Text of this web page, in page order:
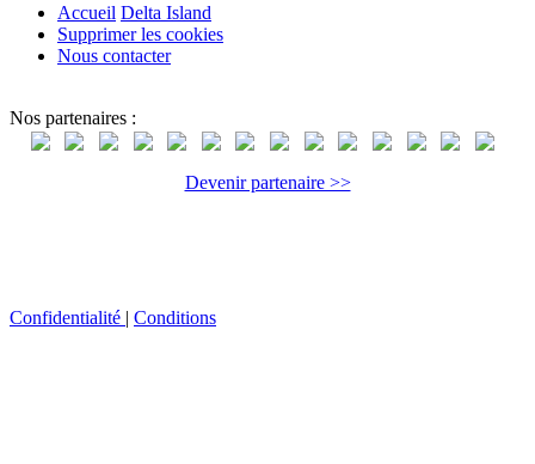
Accueil Delta Island
Supprimer les cookies
Nous contacter
Nos partenaires :
Devenir partenaire >>
Confidentialité Conditions